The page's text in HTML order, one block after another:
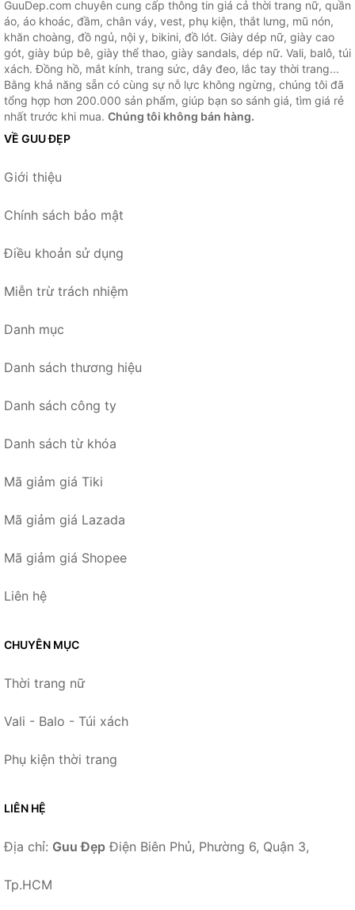
GuuDep.com chuyên cung cấp thông tin giá cả thời trang nữ, quần
áo, áo khoác, đầm, chân váy, vest, phụ kiện, thắt lưng, mũ nón,
khăn choàng, đồ ngủ, nội y, bikini, đồ lót. Giày dép nữ, giày cao
gót, giày búp bê, giày thể thao, giày sandals, dép nữ. Vali, balô, túi
xách. Đồng hồ, mắt kính, trang sức, dây đeo, lắc tay thời trang...
Bằng khả năng sẵn có cùng sự nỗ lực không ngừng, chúng tôi đã
tổng hợp hơn 200.000 sản phẩm, giúp bạn so sánh giá, tìm giá rẻ
nhất trước khi mua. Chúng tôi không bán hàng.
VỀ GUU ĐẸP
Giới thiệu
Chính sách bảo mật
Điều khoản sử dụng
Miễn trừ trách nhiệm
Danh mục
Danh sách thương hiệu
Danh sách công ty
Danh sách từ khóa
Mã giảm giá Tiki
Mã giảm giá Lazada
Mã giảm giá Shopee
Liên hệ
CHUYÊN MỤC
Thời trang nữ
Vali - Balo - Túi xách
Phụ kiện thời trang
LIÊN HỆ
Địa chỉ: Guu Đẹp Điện Biên Phủ, Phường 6, Quận 3,
Tp.HCM